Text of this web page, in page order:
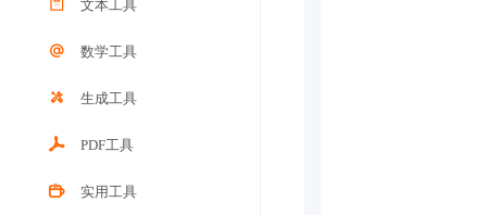
文本工具
数学工具
生成工具
PDF工具
实用工具